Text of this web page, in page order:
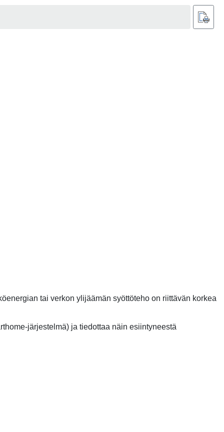
tai verkon ylijäämän syöttöteho on riittävän korkea
järjestelmä) ja tiedottaa näin esiintyneestä